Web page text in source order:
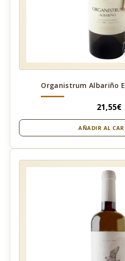
Organistrum Albariño
21,55€
AÑADIR AL